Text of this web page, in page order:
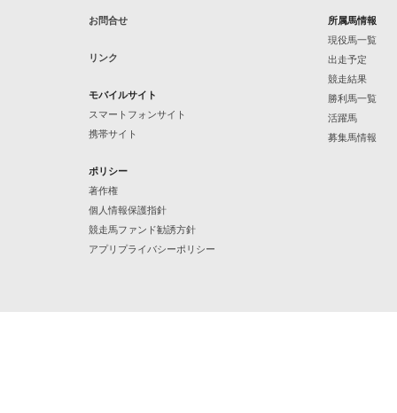
お問合せ
リンク
モバイルサイト
スマートフォンサイト
携帯サイト
ポリシー
著作権
個人情報保護指針
競走馬ファンド勧誘方針
アプリプライバシーポリシー
所属馬情報
現役馬一覧
出走予定
競走結果
勝利馬一覧
活躍馬
募集馬情報